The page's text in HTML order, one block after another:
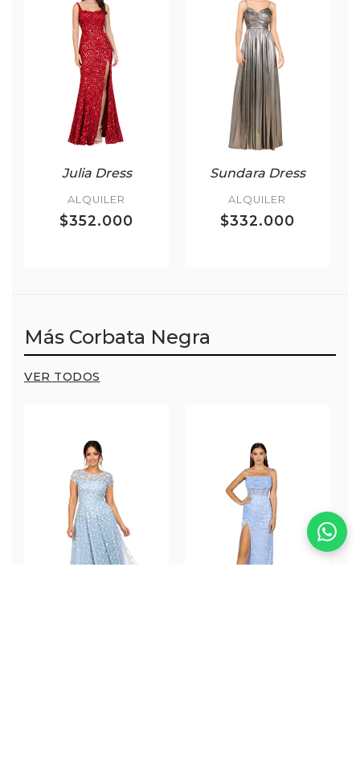
Julia Dress
ALQUILER
$352.000
Sundara Dress
ALQUILER
$332.000
Más Corbata Negra
VER TODOS